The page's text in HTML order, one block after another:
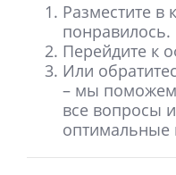
Разместите в
понравилось.
Перейдите к
Или
– мы поможем
все вопросы
оптимальные